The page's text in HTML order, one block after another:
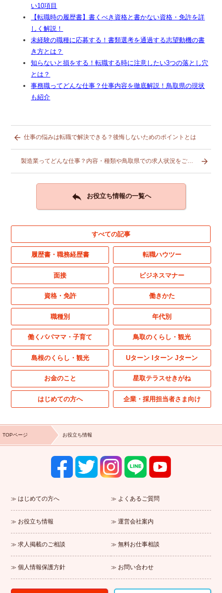
い10項目
【転職時の履歴書】書くべき資格と書かない資格・免許を詳
しく解説！
未経験の職種に応募する！書類選考を通過する志望動機の書
き方とは？
知らないと損をする！転職する時に注意したい3つの落とし穴
とは？
事務職ってどんな仕事？仕事内容を徹底解説！鳥取県の現状
も紹介
 仕事の悩みは転職で解決できる？後悔しないためのポイントとは

製造業ってどんな仕事？内容・種類や鳥取県での求人状況をご紹介
 お役立ち情報の一覧へ
すべての記事
履歴書・職務経歴書 転職ハウツー
面接 ビジネスマナー
資格・免許 働きかた
職種別 年代別
働くパパママ・子育て 鳥取のくらし・観光
島根のくらし・観光 Uターン Iターン Jターン
お金のこと 星取テラスせきがね
はじめての方へ 企業・採用担当者さま向け
TOPページ お役立ち情報
はじめての方へ よくあるご質問
お役立ち情報 運営会社案内
求人掲載のご相談 無料お仕事相談
個人情報保護方針 お問い合わせ